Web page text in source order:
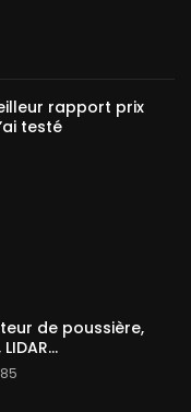
rapport prix
testé
de poussière,